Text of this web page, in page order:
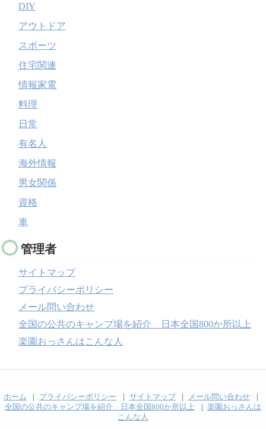
DIY
アウトドア
スポーツ
住宅関連
情報家電
料理
日常
有名人
海外情報
男女関係
資格
車
管理者
サイトマップ
プライバシーポリシー
メール問い合わせ
全国の公共のキャンプ場を紹介 日本全国800か所以上
楽園おっさんはこんな人
ホーム プライバシーポリシー サイトマップ
メール問い合わせ
全国の公共のキャンプ場を紹介 日本全国800か所以上
楽園おっさんは
こんな人